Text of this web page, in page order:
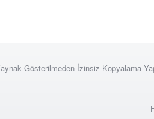
Gösterilmeden İzinsiz Kopyalama